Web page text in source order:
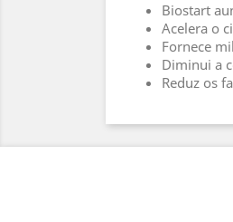
Biostart
Acelera o
Fornece
Diminui a
Reduz os